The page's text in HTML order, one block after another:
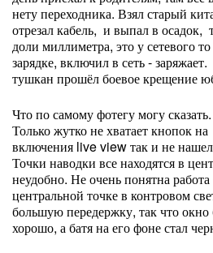
нету переходника. Взял старый
отрезал кабель, и выпал в осадок,
доли миллиметра, это у сетевого
зарядке, включил в сеть -
тушкан прошёл боевое крещение
Что по самому фотегу могу
Только жутко не хватает кнопок
включения live view так и не
Точки наводки все находятся в
неудобно. Не очень понятна
центральной точке в контровом
большую передержку, так что
хорошо, а батя на его фоне стал